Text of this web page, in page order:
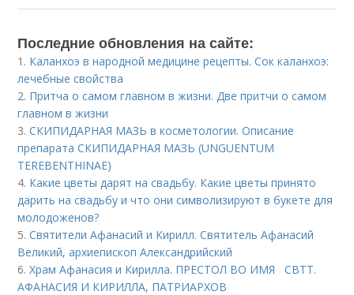
Последние обновления на сайте:
1. Каланхоэ в народной медицине рецепты. Сок каланхоэ:
лечебные свойства
2. Притча о самом главном в жизни. Две притчи о самом
главном в жизни
3.СКИПИДАРНАЯ МАЗЬ в косметологии. Описание
препарата СКИПИДАРНАЯ МАЗЬ (UNGUENTUM
TEREBENTHINAE)
4. Какие цветы дарят на свадьбу. Какие цветы принято
дарить на свадьбу и что они символизируют в букете для
молодоженов?
5.Святители Афанасий и Кирилл. Святитель Афанасий
Великий, архиепископ Александрийский
6.Храм Афанасия и Кирилла. ПРЕСТОЛ ВО ИМЯ СВТТ.
АФАНАСИЯ И КИРИЛЛА, ПАТРИАРХОВ